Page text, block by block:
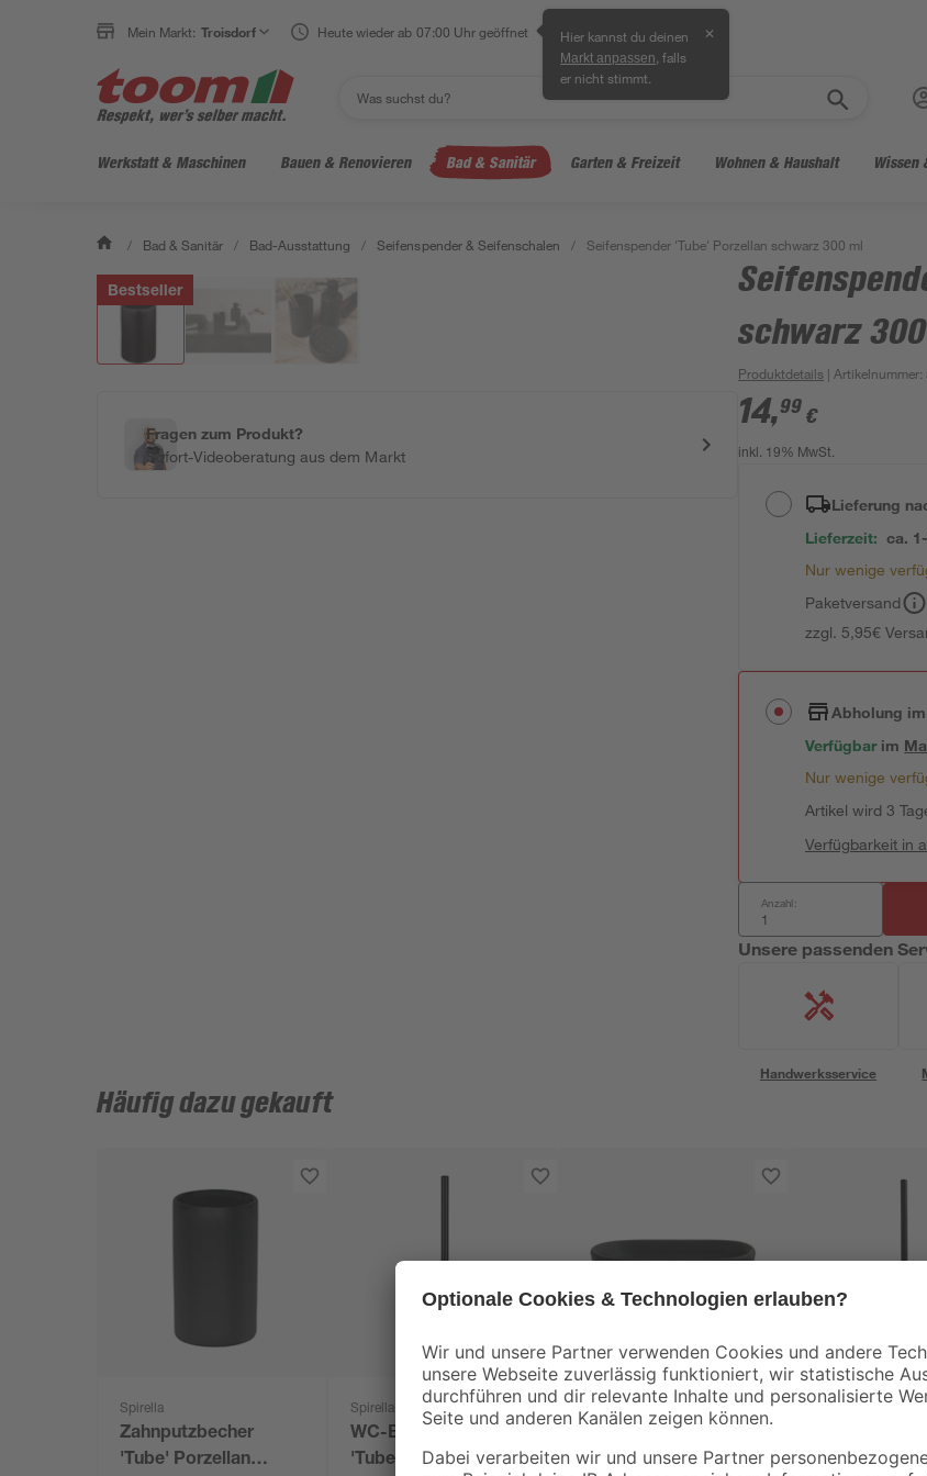
Mein Markt: Troisdorf Heute wieder ab 07:00 Uhr geöffnet Hier kannst du deinen
Markt anpassen , falls
er nicht stimmt.
✕
Werkstatt & Maschinen Bauen & Renovieren Bad & Sanitär Garten & Freizeit Wohnen & Haushalt Wissen
/ Bad & Sanitär / Bad-Ausstattung / Seifenspender & Seifenschalen / Seifenspender 'Tube' Porzellan schwarz 300 ml
Bestseller
Fragen zum Produkt?
Sofort-Videoberatung aus dem Markt
schwarz
Produktdetails | Artikelnummer:
14,99 €
inkl. 19% MwSt.
Lieferung
Lieferzeit: ca.
Nur wenige
Paketversand
zzgl. 5,95€
Abholung
Verfügbar im
Nur wenige
Artikel wird 3
Verfügbarkeit in
Anzahl:
Unsere passenden
Handwerksservice
Häufig dazu gekauft
Spirella
Zahnputzbecher
'Tube' Porzellan
Spirella
WC-Bürstengarnitur
'Tube' Porzellan
Spirella
Seifenschale 'Maonie'
Keramik schwarz 13,4
'Maonie'